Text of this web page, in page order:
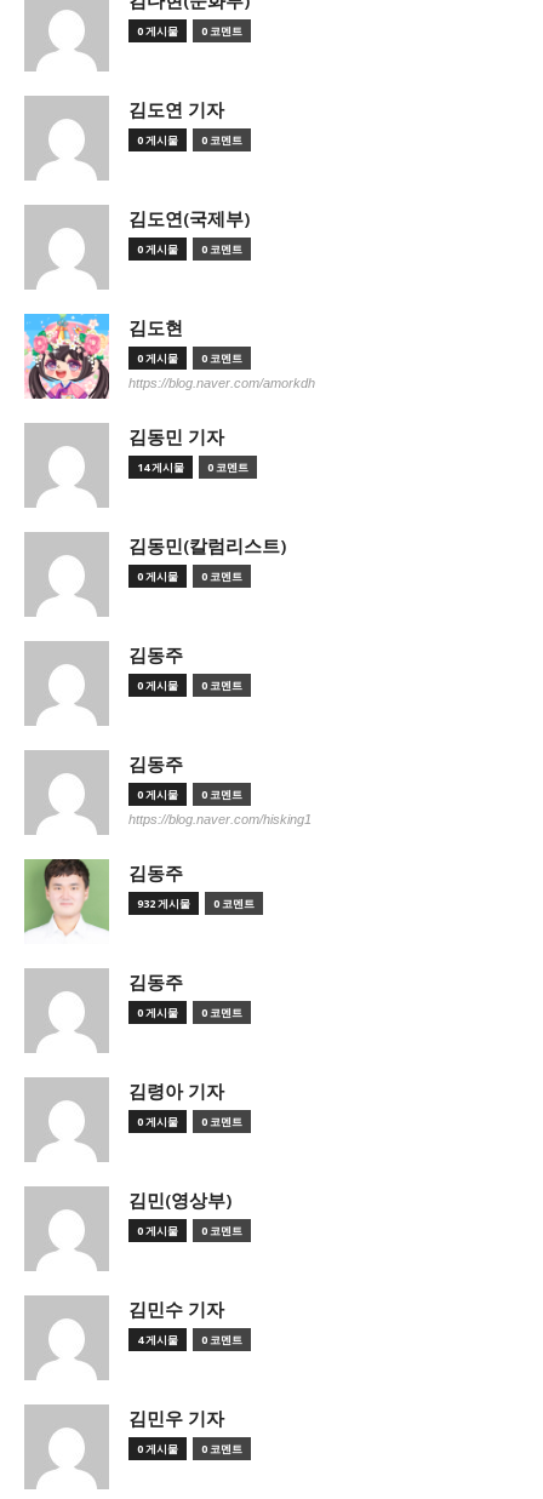
0 게시물 0 코멘트
김도연 기자
0 게시물 0 코멘트
김도연(국제부)
0 게시물 0 코멘트
김도현
0 게시물 0 코멘트
https://blog.naver.com/amorkdh
김동민 기자
14 게시물 0 코멘트
김동민(칼럼리스트)
0 게시물 0 코멘트
김동주
0 게시물 0 코멘트
김동주
0 게시물 0 코멘트
https://blog.naver.com/hisking1
김동주
932 게시물 0 코멘트
김동주
0 게시물 0 코멘트
김령아 기자
0 게시물 0 코멘트
김민(영상부)
0 게시물 0 코멘트
김민수 기자
4 게시물 0 코멘트
김민우 기자
0 게시물 0 코멘트